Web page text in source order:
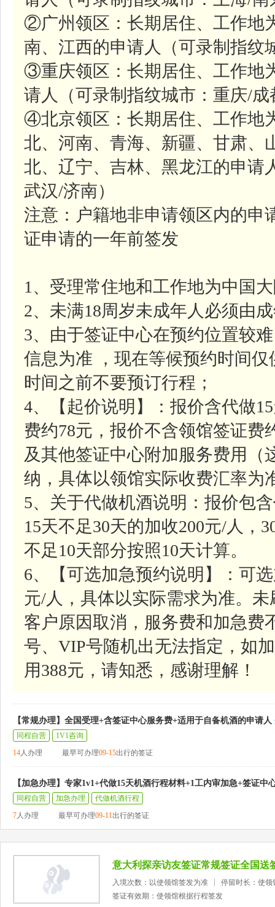
②广州领区：长期居住、工作地
南、江西的申请人（可录制指纹
③重庆领区：长期居住、工作地
请人（可录制指纹城市：重庆/成
④北京领区：长期居住、工作地
北、河南、青海、新疆、甘肃、
北、辽宁、吉林、黑龙江的申请
武汉/济南）
注意：户籍地非申请领区内的申
证申请的一年前签发
1、受理常住地和工作地为中国
2、未满18周岁未成年人必须由
3、由于签证中心在预约位置较
信息为准 ，现在等候预约时间
时间之前不要预订行程；
4、【起价说明】：报价含代做
费约78元，报价不含领馆签证费
及其他签证中心附加服务费用（
纳，具体以领馆实际收费汇率为
5、关于代做机酒说明：报价包
15天不足30天的加收200元/人，
不足10天部分按照10天计算。
6、【可选加急预约说明】：可
元/人，具体以实际需求为准。
客户原因取消，服务费和加急费
号、VIP号随机出无法指定，如
用388元，请知悉，感谢理解！
【常规办理】全国受理+含签证中心服务费+适用于自备机酒的申请人
同程自营
1V1咨询
14人办理 最早可办理09-15出行的签证
【加急办理】专家1v1+代做15天机酒行程材料+1工内审加急+签证中
同程自营 加急办理
代做机酒行程
7人办理 最早可办理09-11出行的签证
意大利探亲访友签证常规签证全国送
入境次数：以使领馆签发为准
停留时长：使领
签证有效期：使领馆根据行程签发